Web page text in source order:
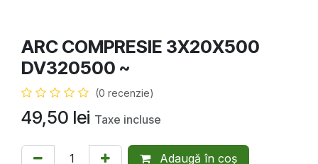
ARC COMPRESIE 3X20X500
DV320500 ~
(0 recenzie)
49,50 lei Taxe incluse
Adaugă în coș